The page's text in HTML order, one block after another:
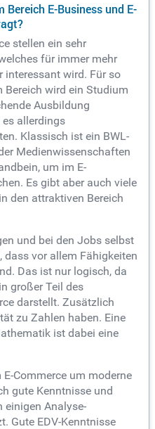
Bereich E-Business und E-
stellen ein sehr
für immer mehr
interessant wird. Für so
wird ein Studium
Ausbildung
allerdings
Klassisch ist ein BWL-
Medienwissenschaften
um im E-
Es gibt aber auch viele
den attraktiven Bereich
und bei den Jobs selbst
dass vor allem Fähigkeiten
Das ist nur logisch, da
großer Teil des
darstellt. Zusätzlich
zu Zahlen haben. Eine
ist dabei eine
Commerce um moderne
gute Kenntnisse und
einigen Analyse-
Gute EDV-Kenntnisse